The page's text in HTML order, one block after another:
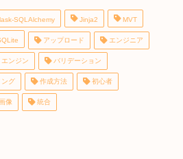
SQLAlchemy Jinja2 MVT
アップロード エンジニア
ンジン バリデーション
グ 作成方法 初心者
像 統合